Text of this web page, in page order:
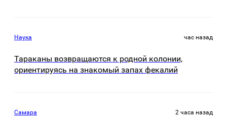
Наука час назад
Тараканы возвращаются к родной колонии,
ориентируясь на знакомый запах фекалий
Самара 2 часа назад